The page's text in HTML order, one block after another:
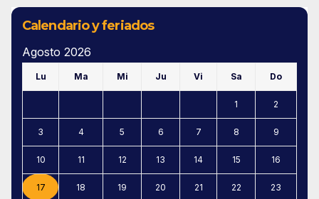
Calendario y feriados
Agosto 2026
Lu Ma Mi Ju Vi Sa Do
1 2
3 4 5 6 7 8 9
10 11 12 13 14 15 16
17 18 19 20 21 22 23